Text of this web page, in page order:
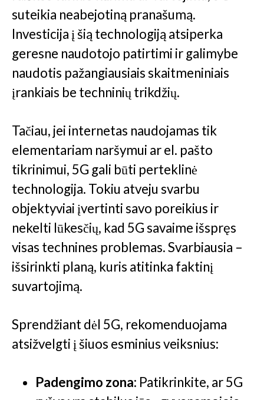
suteikia neabejotiną pranašumą.
Investicija į šią technologiją atsiperka
geresne naudotojo patirtimi ir galimybe
naudotis pažangiausiais skaitmeniniais
įrankiais be techninių trikdžių.
Tačiau, jei internetas naudojamas tik
elementariam naršymui ar el. pašto
tikrinimui, 5G gali būti perteklinė
technologija. Tokiu atveju svarbu
objektyviai įvertinti savo poreikius ir
nekelti lūkesčių, kad 5G savaime išspręs
visas technines problemas. Svarbiausia –
išsirinkti planą, kuris atitinka faktinį
suvartojimą.
Sprendžiant dėl 5G, rekomenduojama
atsižvelgti į šiuos esminius veiksnius:
Padengimo zona: Patikrinkite, ar 5G